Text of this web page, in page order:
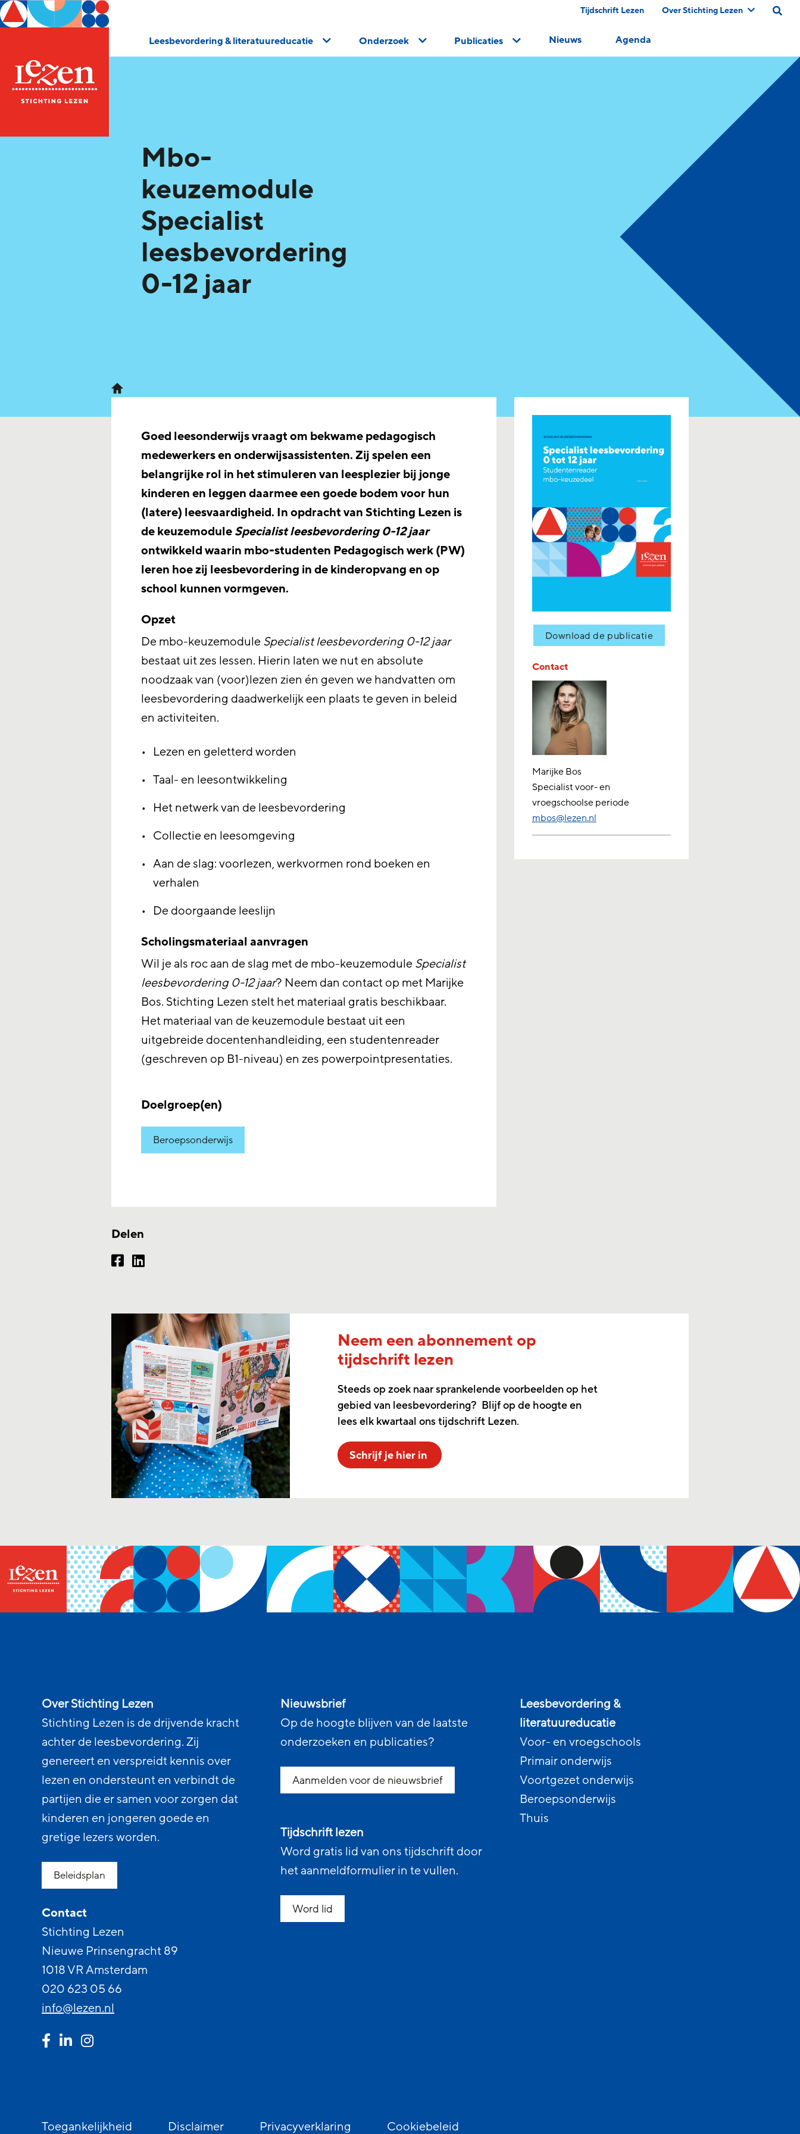
Tijdschrift Lezen Over Stichting Lezen
Leesbevordering & literatuureducatie Onderzoek Publicaties Nieuws Agenda
Mbo-
keuzemodule
Specialist
leesbevordering
0-12 jaar
Download de publicatie
Contact
Marijke Bos
Specialist voor- en
vroegschoolse periode
mbos@lezen.nl
Goed leesonderwijs vraagt om bekwame pedagogisch
medewerkers en onderwijsassistenten. Zij spelen een
belangrijke rol in het stimuleren van leesplezier bij jonge
kinderen en leggen daarmee een goede bodem voor hun
(latere) leesvaardigheid. In opdracht van Stichting Lezen is
de keuzemoduleSpecialist leesbevordering 0-12 jaar
ontwikkeld waarin mbo-studenten Pedagogisch werk (PW)
leren hoe zij leesbevordering in de kinderopvang en op
school kunnen vormgeven.
Opzet
De mbo-keuzemoduleSpecialist leesbevordering 0-12 jaar
bestaat uit zes lessen. Hierin laten we nut en absolute
noodzaak van (voor)lezen zien én geven we handvatten om
leesbevordering daadwerkelijk een plaats te geven in beleid
en activiteiten.
Lezen en geletterd worden
Taal- en leesontwikkeling
Het netwerk van de leesbevordering
Collectie en leesomgeving
Aan de slag: voorlezen, werkvormen rond boeken en
verhalen
De doorgaande leeslijn
Scholingsmateriaal aanvragen
Wil je als roc aan de slag met de mbo-keuzemoduleSpecialist
leesbevordering 0-12 jaar? Neem dan contact op met Marijke
Bos. Stichting Lezen stelt het materiaal gratis beschikbaar.
Het materiaal van de keuzemodule bestaat uit een
uitgebreide docentenhandleiding, een studentenreader
(geschreven op B1-niveau) en zes powerpointpresentaties.
Doelgroep(en)
Beroepsonderwijs
Delen
Neem een abonnement op
tijdschrift lezen
Steeds op zoek naar sprankelende voorbeelden op het
gebied van leesbevordering? Blijf op de hoogte en
lees elk kwartaal ons tijdschrift Lezen.
Schrijf je hier in
Over Stichting Lezen
Stichting Lezen is de drijvende kracht
achter de leesbevordering. Zij
genereert en verspreidt kennis over
lezen en ondersteunt en verbindt de
partijen die er samen voor zorgen dat
kinderen en jongeren goede en
gretige lezers worden.
Beleidsplan
Contact
Stichting Lezen
Nieuwe Prinsengracht 89
1018 VR Amsterdam
020 623 05 66
info@lezen.nl
Nieuwsbrief
Op de hoogte blijven van de laatste
onderzoeken en publicaties?
Aanmelden voor de nieuwsbrief
Tijdschrift lezen
Word gratis lid van ons tijdschrift door
het aanmeldformulier in te vullen.
Word lid
Leesbevordering &
literatuureducatie
Voor- en vroegschools
Primair onderwijs
Voortgezet onderwijs
Beroepsonderwijs
Thuis
Toegankelijkheid Disclaimer Privacyverklaring Cookiebeleid